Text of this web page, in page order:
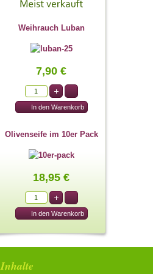
Weihrauch Luban
7,90 €
Olivenseife im 10er Pack
18,95 €
Inhalte